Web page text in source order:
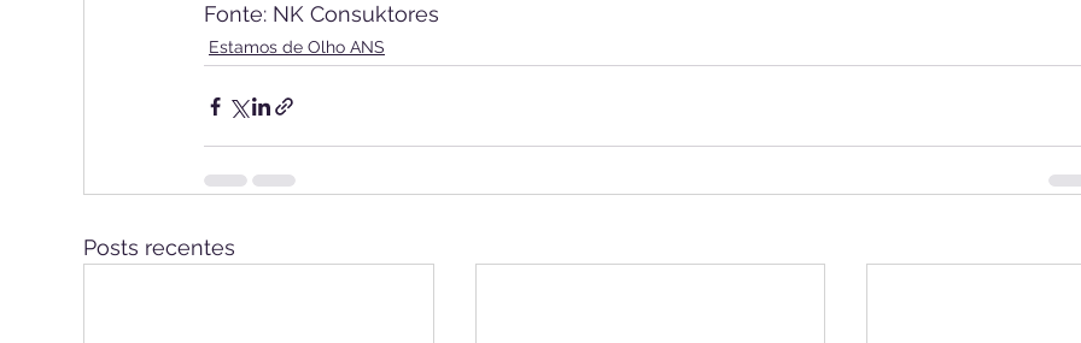
Fonte: NK Consuktores
Estamos de Olho ANS
Posts recentes